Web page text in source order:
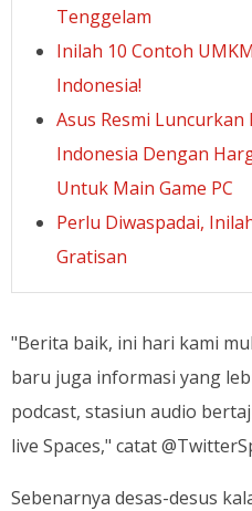
Tenggelam
Inilah 10 Contoh
Indonesia!
Asus Resmi Luncurkan
Indonesia Dengan
Untuk Main Game PC
Perlu Diwaspadai,
Gratisan
"Berita baik, ini hari kami
baru juga informasi yang
podcast, stasiun audio
live Spaces," catat
Sebenarnya desas-desus